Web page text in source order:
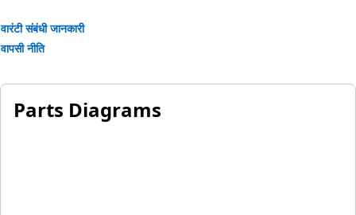
वारंटी संबंधी जानकारी
वापसी नीति
Parts Diagrams